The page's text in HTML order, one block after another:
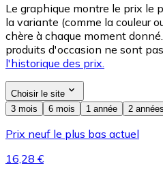
Le graphique montre le prix le
la variante (comme la couleur
chère à chaque moment
produits d'occasion ne sont pas
l'historique des prix.
Choisir le site
3 mois
6 mois 1 année 2 années
Prix neuf le plus bas actuel
16,28 €